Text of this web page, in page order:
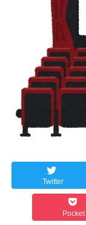
Twitter
Pocket